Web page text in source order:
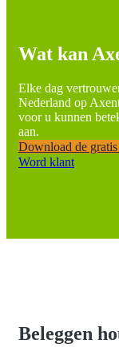
Wat kan
Elke dag
Nederland op
voor u kunnen
aan.
Download de
Word klant
Beleggen